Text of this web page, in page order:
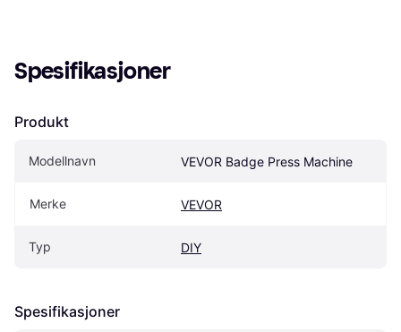
Spesifikasjoner
Produkt
Modellnavn VEVOR Badge Press Machine
Merke VEVOR
Typ DIY
Spesifikasjoner